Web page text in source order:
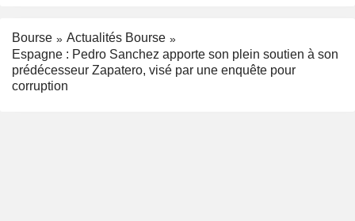
Bourse
Actualités Bourse
Espagne : Pedro Sanchez apporte son plein soutien à son
prédécesseur Zapatero, visé par une enquête pour
corruption